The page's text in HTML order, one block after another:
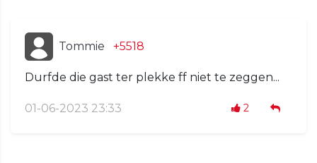
Tommie +5518
Durfde die gast ter plekke ff niet te zeggen...
01-06-2023 23:33 2